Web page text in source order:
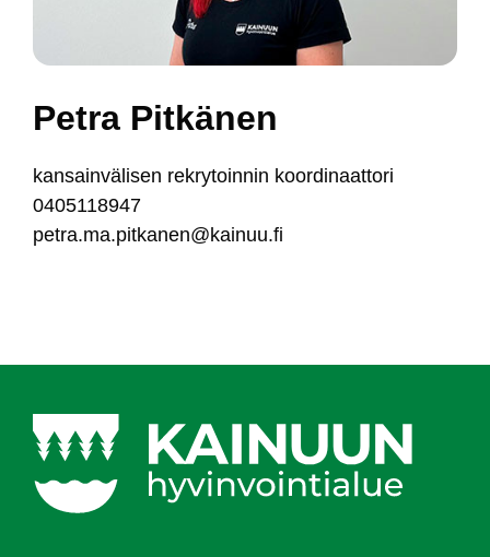
Pet­ra Pit­kä­nen
kan­sain­vä­li­sen rek­ry­toin­nin koor­di­naat­to­ri
0405118947
pet­ra.ma.pit­ka­nen@kai­nuu.fi